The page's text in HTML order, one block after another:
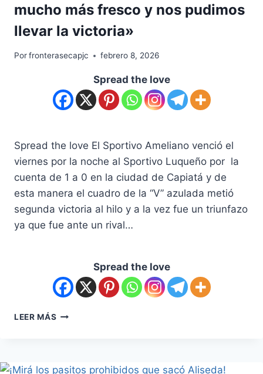
mucho más fresco y nos pudimos
llevar la victoria»
Porfronterasecapjc febrero 8, 2026
Spread the love
Spread the love El Sportivo Ameliano venció el
viernes por la noche al Sportivo Luqueño por la
cuenta de 1 a 0 en la ciudad de Capiatá y de
esta manera el cuadro de la “V” azulada metió
segunda victoria al hilo y a la vez fue un triunfazo
ya que fue ante un rival…
Spread the love
LEER MÁS